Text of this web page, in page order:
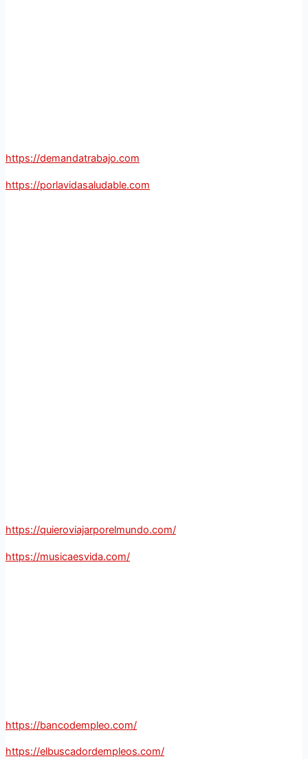
https://demandatrabajo.com
https://porlavidasaludable.com
https://quieroviajarporelmundo.com/
https://musicaesvida.com/
https://bancodempleo.com/
https://elbuscadordempleos.com/